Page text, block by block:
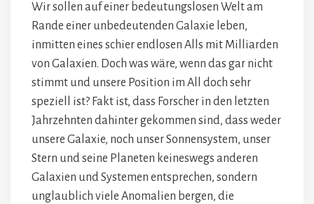
Wir sollen auf einer bedeutungslosen Welt am
Rande einer unbedeutenden Galaxie leben,
inmitten eines schier endlosen Alls mit Milliarden
von Galaxien. Doch was wäre, wenn das gar nicht
stimmt und unsere Position im All doch sehr
speziell ist? Fakt ist, dass Forscher in den letzten
Jahrzehnten dahinter gekommen sind, dass weder
unsere Galaxie, noch unser Sonnensystem, unser
Stern und seine Planeten keineswegs anderen
Galaxien und Systemen entsprechen, sondern
unglaublich viele Anomalien bergen, die